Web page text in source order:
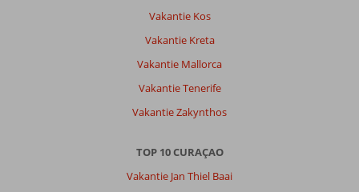
Vakantie Kos
Vakantie Kreta
Vakantie Mallorca
Vakantie Tenerife
Vakantie Zakynthos
TOP 10 CURAÇAO
Vakantie Jan Thiel Baai